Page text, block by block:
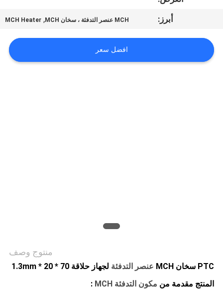
اقتباس
أبرز: MCH عنصر التدفئة ، سخان MCH ,
MCH Heater
افضل سعر
منتوج وصف
PTC سخان MCH عنصر التدفئة لجهاز حلاقة 70 * 20 * 1.3mm
المنتج مقدمة من مكون التدفئة MCH :